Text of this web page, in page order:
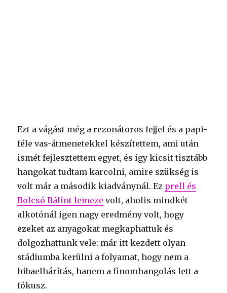
Ezt a vágást még a rezonátoros fejjel és a papi-
féle vas-átmenetekkel készítettem, ami után
ismét fejlesztettem egyet, és így kicsit tisztább
hangokat tudtam karcolni, amire szükség is
volt már a második kiadványnál. Ez prell és
Bolcsó Bálint lemeze volt, aholis mindkét
alkotónál igen nagy eredmény volt, hogy
ezeket az anyagokat megkaphattuk és
dolgozhattunk vele: már itt kezdett olyan
stádiumba kerülni a folyamat, hogy nem a
hibaelhárítás, hanem a finomhangolás lett a
fókusz.